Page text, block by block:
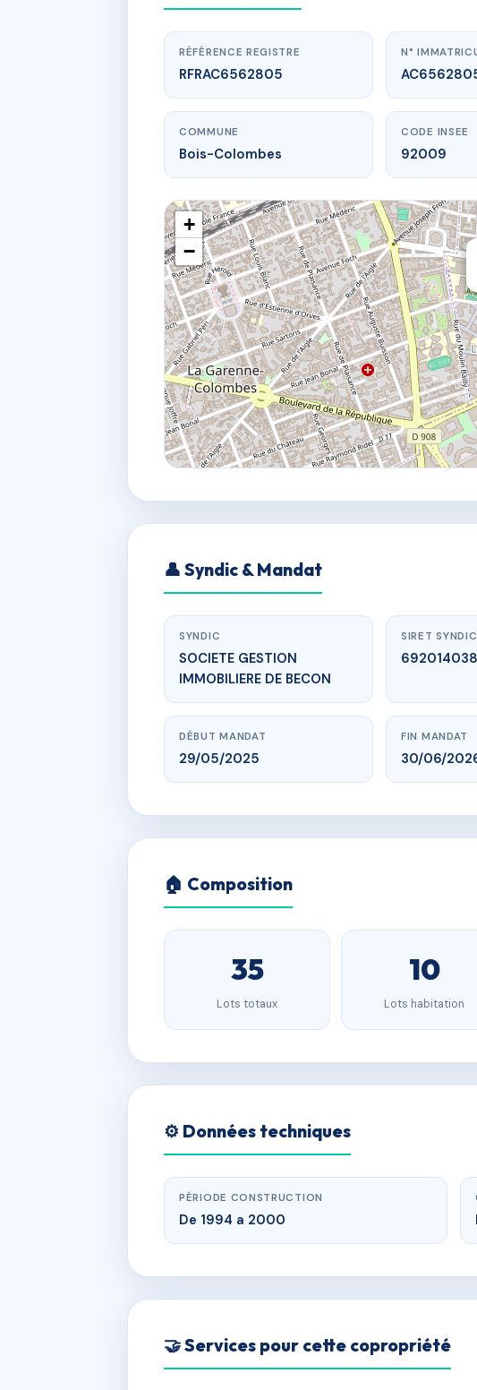
4 VILLA
4 Villa Louis Willaume
RÉFÉRENCE REGISTRE
RFRAC6562805
N°
COMMUNE
Bois-Colombes
CODE INSEE
92009
+
−
👤 Syndic & Mandat
SYNDIC
SOCIETE GESTION
IMMOBILIERE DE BECON
SIRET SYNDIC
DÉBUT MANDAT
29/05/2025
FIN MANDAT
30/06/
🏠 Composition
35
Lots totaux
10
Lots habitation
⚙️ Données techniques
PÉRIODE CONSTRUCTION
De 1994 a 2000
🤝 Services pour cette copropriété